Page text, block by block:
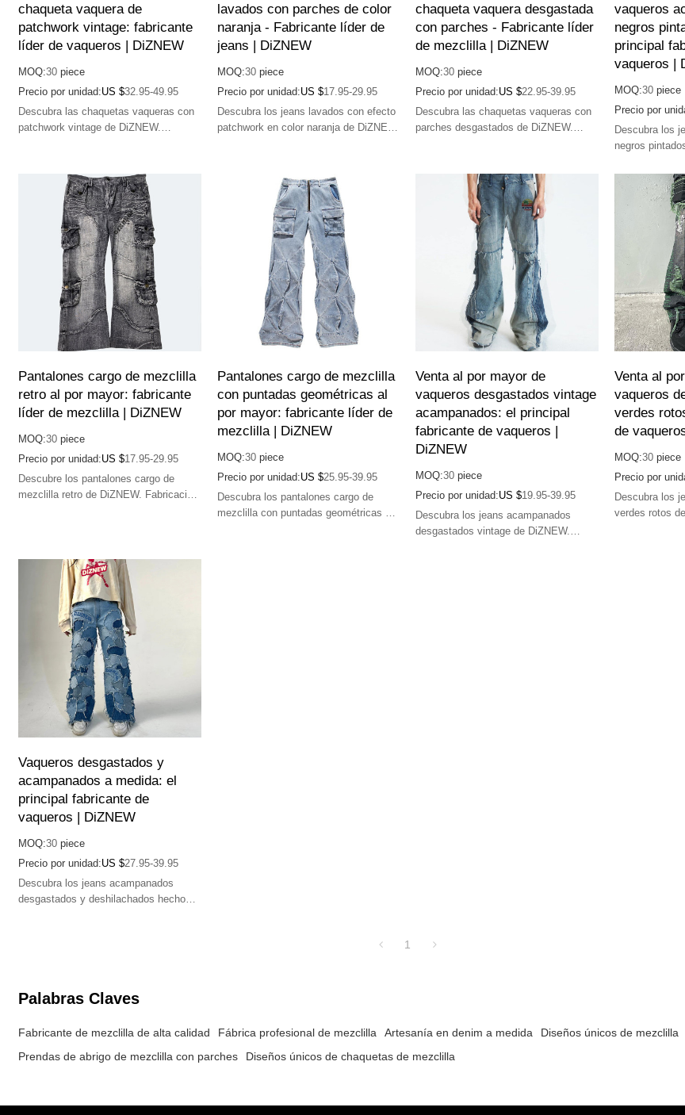
chaqueta vaquera de
patchwork vintage: fabricante
líder de vaqueros | DiZNEW
MOQ:30 piece
Precio por unidad:US $32.95-49.95
Descubra las chaquetas vaqueras con
patchwork vintage de DiZNEW.
lavados con parches de color
naranja - Fabricante líder de
jeans | DiZNEW
MOQ:30 piece
Precio por unidad:US $17.95-29.95
Descubra los jeans lavados con efecto
patchwork en color naranja de DiZNEW.
chaqueta vaquera desgastada
con parches - Fabricante líder
de mezclilla | DiZNEW
MOQ:30 piece
Precio por unidad:US $22.95-39.95
Descubra las chaquetas vaqueras con
parches desgastados de DiZNEW.
vaqueros
negros
principal
vaqueros |
MOQ:30 piece
Precio por
Descubra los
negros
calidad y
Pantalones cargo de mezclilla
retro al por mayor: fabricante
líder de mezclilla | DiZNEW
MOQ:30 piece
Precio por unidad:US $17.95-29.95
Descubre los pantalones cargo de
mezclilla retro de DiZNEW. Fabricación
Pantalones cargo de mezclilla
con puntadas geométricas al
por mayor: fabricante líder de
mezclilla | DiZNEW
MOQ:30 piece
Precio por unidad:US $25.95-39.95
Descubra los pantalones cargo de
mezclilla con puntadas geométricas de
Venta al por mayor de
vaqueros desgastados vintage
acampanados: el principal
fabricante de vaqueros |
DiZNEW
MOQ:30 piece
Precio por unidad:US $19.95-39.95
Descubra los jeans acampanados
desgastados vintage de DiZNEW.
Venta al
vaqueros
verdes
de
MOQ:30 piece
Precio por
Descubra los
verdes rotos
Vaqueros desgastados y
acampanados a medida: el
principal fabricante de
vaqueros | DiZNEW
MOQ:30 piece
Precio por unidad:US $27.95-39.95
Descubra los jeans acampanados
desgastados y deshilachados hechos a
1
Palabras Claves
Fabricante de mezclilla de alta calidad Fábrica profesional de mezclilla Artesanía en denim a medida
Diseños únicos de mezclilla
Prendas de abrigo de mezclilla con parches
Diseños únicos de chaquetas de mezclilla